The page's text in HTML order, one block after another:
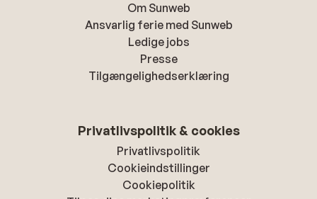
Om Sunweb
Ansvarlig ferie med Sunweb
Ledige jobs
Presse
Tilgængelighedserklæring
Privatlivspolitik & cookies
Privatlivspolitik
Cookieindstillinger
Cookiepolitik